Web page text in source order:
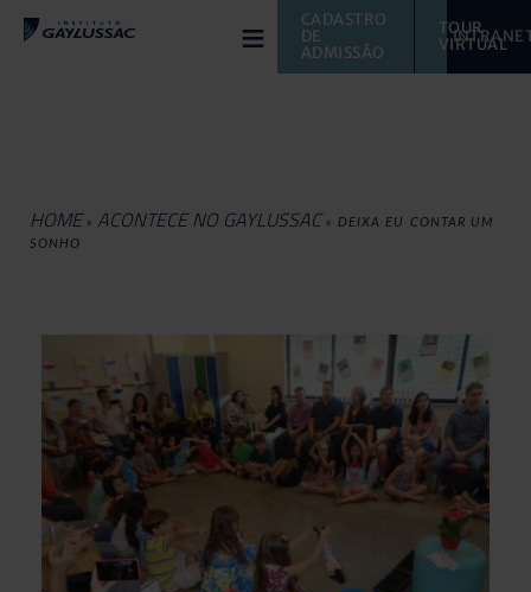
≡
CADASTRO
DE
ADMISSÃO
TOUR
VIRTUAL
HOME » ACONTECE NO GAYLUSSAC »
DEIXA EU CONTAR UM
SONHO